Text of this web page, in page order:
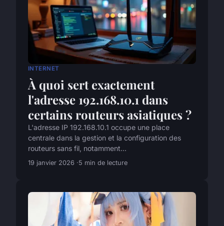
INTERNET
À quoi sert exactement
l'adresse 192.168.10.1 dans
certains routeurs asiatiques ?
L'adresse IP 192.168.10.1 occupe une place
centrale dans la gestion et la configuration des
routeurs sans fil, notamment...
19 janvier 2026 5 min de lecture